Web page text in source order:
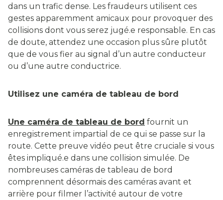
dans un trafic dense. Les fraudeurs utilisent ces
gestes apparemment amicaux pour provoquer des
collisions dont vous serez jugé.e responsable. En cas
de doute, attendez une occasion plus sûre plutôt
que de vous fier au signal d’un autre conducteur
ou d’une autre conductrice.
Utilisez une caméra de tableau de bord
Une caméra de tableau de bord fournit un
enregistrement impartial de ce qui se passe sur la
route. Cette preuve vidéo peut être cruciale si vous
êtes impliqué.e dans une collision simulée. De
nombreuses caméras de tableau de bord
comprennent désormais des caméras avant et
arrière pour filmer l’activité autour de votre